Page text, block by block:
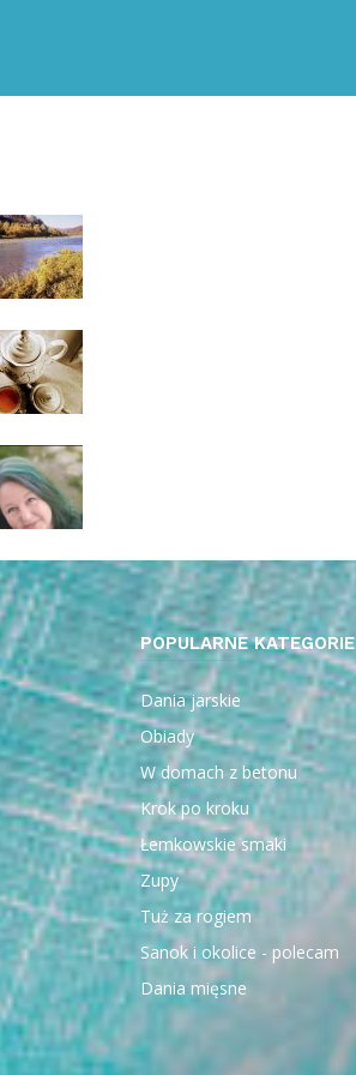
POPULARNE KATEGORIE
Dania jarskie
Obiady
W domach z betonu
Krok po kroku
Łemkowskie smaki
Zupy
Tuż za rogiem
Sanok i okolice - polecam
Dania mięsne